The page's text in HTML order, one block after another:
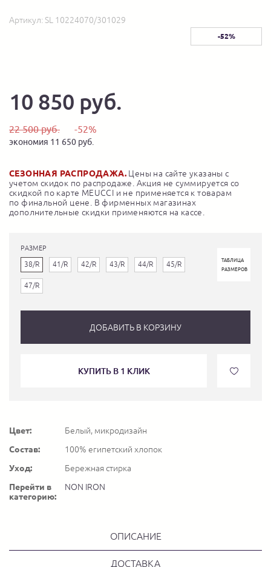
Артикул: SL 10224070/301029
-52%
10 850 руб.
22 500 руб. -52%
экономия 11 650 руб.
СЕЗОННАЯ РАСПРОДАЖА. Цены на сайте указаны с
учетом скидок по распродаже. Акция не суммируется со
скидкой по карте MEUCCI и не применяется к товарам
по финальной цене. В фирменных магазинах
дополнительные скидки применяются на кассе.
РАЗМЕР
38/R 41/R 42/R 43/R 44/R 45/R
47/R
ТАБЛИЦА
РАЗМЕРОВ
ДОБАВИТЬ В КОРЗИНУ
КУПИТЬ В 1 КЛИК
Цвет:
Белый, микродизайн
Состав:
100% египетский хлопок
Уход:
Бережная стирка
Перейти в
категорию:
NON IRON
ОПИСАНИЕ
ДОСТАВКА